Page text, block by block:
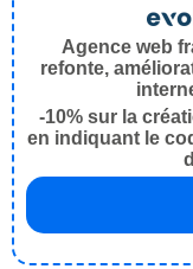
Agence web
refonte,
-10% sur la
en indiquant le